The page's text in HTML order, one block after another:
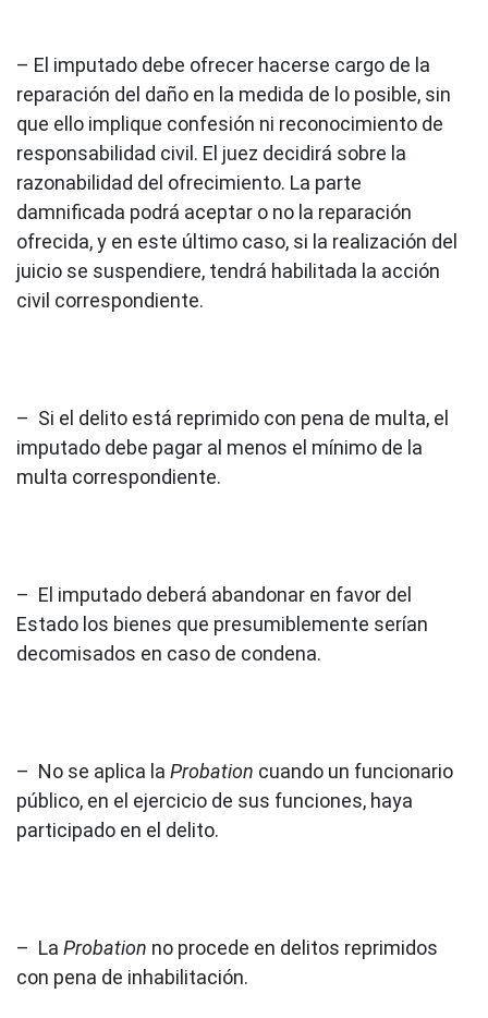
– El imputado debe ofrecer hacerse cargo de la
reparación del daño en la medida de lo posible, sin
que ello implique confesión ni reconocimiento de
responsabilidad civil. El juez decidirá sobre la
razonabilidad del ofrecimiento. La parte
damnificada podrá aceptar o no la reparación
ofrecida, y en este último caso, si la realización del
juicio se suspendiere, tendrá habilitada la acción
civil correspondiente.
– Si el delito está reprimido con pena de multa, el
imputado debe pagar al menos el mínimo de la
multa correspondiente.
– El imputado deberá abandonar en favor del
Estado los bienes que presumiblemente serían
decomisados en caso de condena.
– No se aplica la Probation cuando un funcionario
público, en el ejercicio de sus funciones, haya
participado en el delito.
– La Probation no procede en delitos reprimidos
con pena de inhabilitación.